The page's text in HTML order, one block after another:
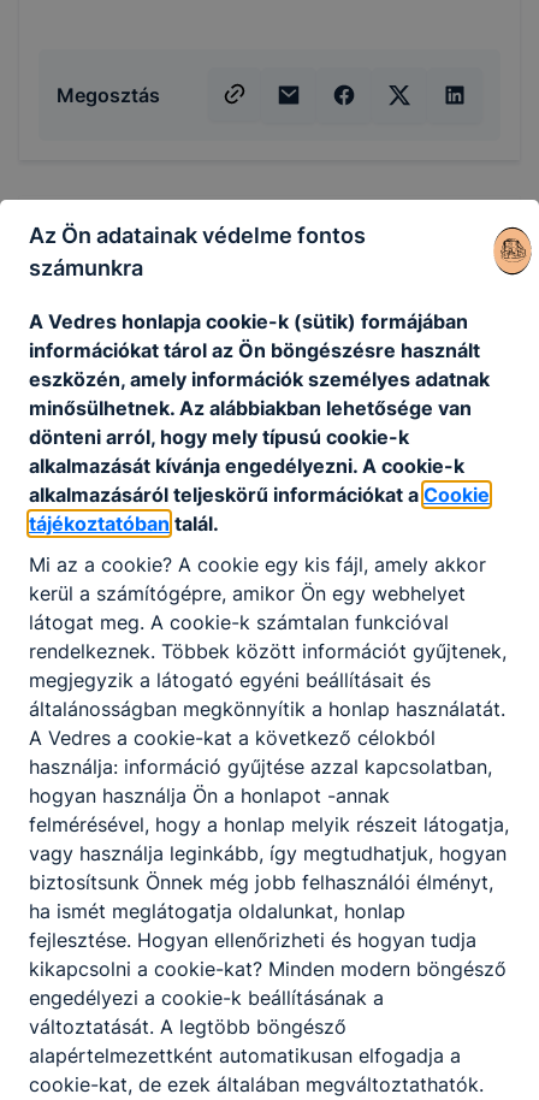
Megosztás
KAPCSOLÓDÓ HÍREK
Javítóvizsgák időpontjai
Javítóvizsgák
2026. júl. 31. Tóth Ádám
Nyári irodai ügyelet
Az Ön adatainak védelme fontos
számunkra
A Vedres honlapja cookie-k (sütik) formájában
információkat tárol az Ön böngészésre használt
eszközén, amely információk személyes adatnak
minősülhetnek. Az alábbiakban lehetősége van
dönteni arról, hogy mely típusú cookie-k
alkalmazását kívánja engedélyezni. A cookie-k
alkalmazásáról teljeskörű információkat a Cookie
tájékoztatóban talál.
Mi az a cookie? A cookie egy kis fájl, amely akkor
kerül a számítógépre, amikor Ön egy webhelyet
látogat meg. A cookie-k számtalan funkcióval
rendelkeznek. Többek között információt gyűjtenek,
megjegyzik a látogató egyéni beállításait és
általánosságban megkönnyítik a honlap használatát.
A Vedres a cookie-kat a következő célokból
használja: információ gyűjtése azzal kapcsolatban,
hogyan használja Ön a honlapot -annak
felmérésével, hogy a honlap melyik részeit látogatja,
vagy használja leginkább, így megtudhatjuk, hogyan
biztosítsunk Önnek még jobb felhasználói élményt,
ha ismét meglátogatja oldalunkat, honlap
fejlesztése. Hogyan ellenőrizheti és hogyan tudja
kikapcsolni a cookie-kat? Minden modern böngésző
engedélyezi a cookie-k beállításának a
változtatását. A legtöbb böngésző
alapértelmezettként automatikusan elfogadja a
cookie-kat, de ezek általában megváltoztathatók.